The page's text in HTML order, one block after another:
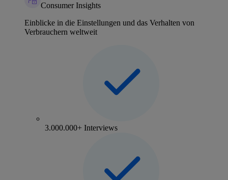
Consumer Insights
Einblicke in die Einstellungen und das Verhalten von
Verbrauchern weltweit
3.000.000+ Interviews